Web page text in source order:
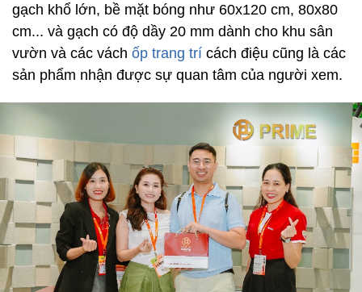
gạch khổ lớn, bề mặt bóng như 60x120 cm, 80x80
cm... và gạch có độ dầy 20 mm dành cho khu sân
vườn và các vách ốp trang trí cách điệu cũng là các
sản phẩm nhận được sự quan tâm của người xem.